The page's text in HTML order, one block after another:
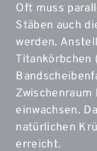
Oft muss
Stäben auch
werden.
Titankörbchen
Zwischenraum
einwachsen.
natürlichen
erreicht.